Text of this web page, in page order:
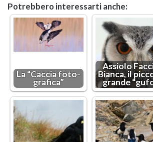
Po­treb­be­ro in­te­res­sar­ti anche:
La “Cac­cia fo­to­
gra­fi­ca”
As­sio­lo
Bian­ca, il
gran­de